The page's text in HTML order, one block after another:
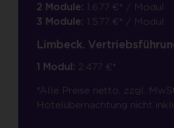
2 Module: 1.677 €* / Modul
3 Module: 1.577 €* / Modul
Limbeck.
1 Modul: 2.477 €*
*Alle Preise netto, zzgl.
Hotelübernachtung nicht